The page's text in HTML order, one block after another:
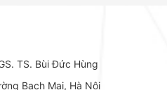
TS. Bùi Đức Hùng
Bạch Mai, Hà Nội